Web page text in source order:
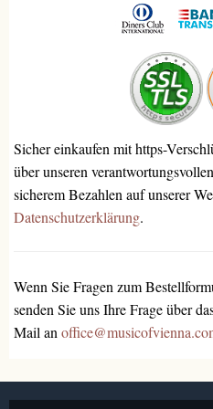
Sicher einkaufen mit https-
über unseren
sicherem Bezahlen auf unserer
Datenschutzerklärung.
Wenn Sie Fragen zum
senden Sie uns Ihre Frage über
Mail an